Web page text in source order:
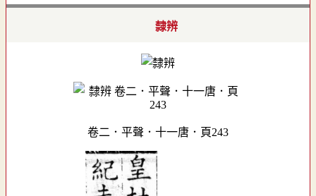
隸辨
卷二．平聲．十一唐．頁243